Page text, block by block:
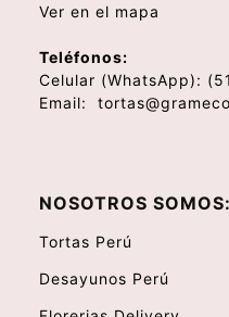
Ver en el mapa
Teléfonos:
Celular (WhatsApp):
Email:
NOSOTROS SOMOS:
Tortas Perú
Desayunos Perú